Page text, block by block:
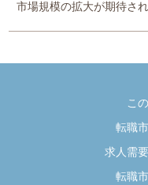
市場規模の拡大が期待さ
こ
転職
求人需
転職